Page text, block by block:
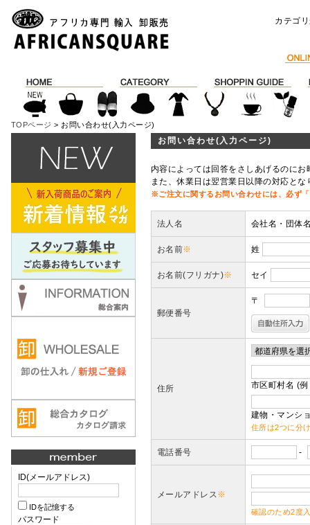
カテゴ
TOPページ > お問い合わせ(入力ページ)
ID(メールアドレス)
IDを記憶する
パスワード
お問い合わせ(入力ページ)
内容によっては回答をさしあげるのに
また、休業日は翌営業日以降の対応と
※ご注文に関するお問い合わせには、必ず
法人名 会社名・団体
お名前※ 姓
お名前(フリガナ)※ セイ
郵便番号
〒
住所 市区町村名 (
建物・マンシ
住所は2つに分
電話番号 -
メールアドレス※
確認のため2度